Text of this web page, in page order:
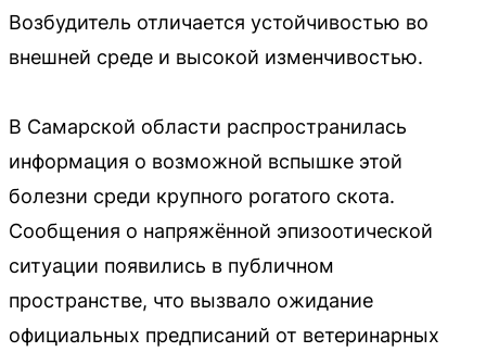
Возбудитель отличается устойчивостью во
внешней среде и высокой изменчивостью.
В Самарской области распространилась
информация о возможной вспышке этой
болезни среди крупного рогатого скота.
Сообщения о напряжённой эпизоотической
ситуации появились в публичном
пространстве, что вызвало ожидание
официальных предписаний от ветеринарных